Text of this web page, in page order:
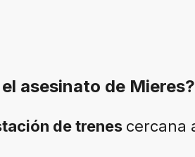
asesinato de Mieres?
de trenes cercana